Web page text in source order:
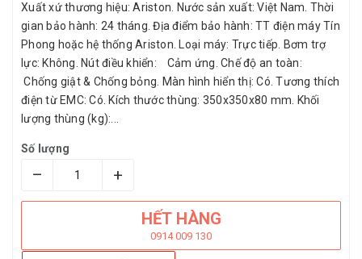
Xuất xứ thương hiệu: Ariston. Nước sản xuất: Việt Nam. Thời
gian bảo hành: 24 tháng. Địa điểm bảo hành: TT điện máy Tín
Phong hoặc hệ thống Ariston. Loại máy: Trực tiếp. Bơm trợ
lực: Không. Nút điều khiển: Cảm ứng. Chế độ an toàn:
Chống giật & Chống bỏng. Màn hình hiển thị: Có. Tương thích
điện từ EMC: Có. Kích thước thùng: 350x350x80 mm. Khối
lượng thùng (kg):...
Số lượng
– +
HẾT HÀNG
0914 009 130